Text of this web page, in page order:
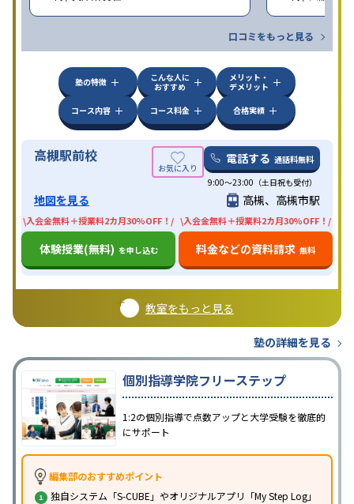
口コミをもっと見る
塾の特徴
こんな人に
おすすめ
メリット・
デメリット
コース内容
コース料金 合格実績
高槻駅前校 電話する 通話料無料
9:00～23:00（土日祝も受付）
地図を見る 高槻、高槻市駅
\入会金無料＋授業料2カ月30%OFF！/
体験授業(無料) を申し込む
\入会金無料＋授業料2カ月30%OFF！/
料金などの資料請求 無料
教室をもっと見る
塾の詳細を見る
個別指導学院フリーステップ
1:2の個別指導で点数アップと大学受験を徹底的
にサポート
編集部のおすすめポイント
独自システム「S-CUBE」やオリジナルアプリ「My Step Log」